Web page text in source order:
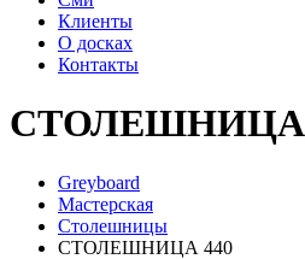
Клиенты
О досках
Контакты
СТОЛЕШНИЦА
Greyboard
Мастерская
Столешницы
СТОЛЕШНИЦА 440